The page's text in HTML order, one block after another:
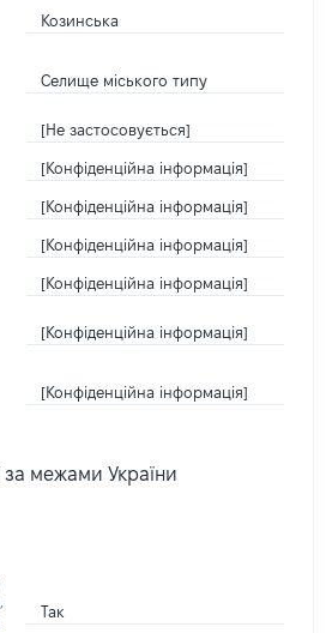
Козинська
Селище міського типу
[Не застосовується]
[Конфіденційна інформація]
[Конфіденційна інформація]
[Конфіденційна інформація]
[Конфіденційна інформація]
[Конфіденційна інформація]
[Конфіденційна інформація]
за межами України
Так